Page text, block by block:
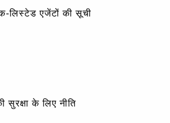
लिस्टेड एजेंटों की सूची
सुरक्षा के लिए नीति